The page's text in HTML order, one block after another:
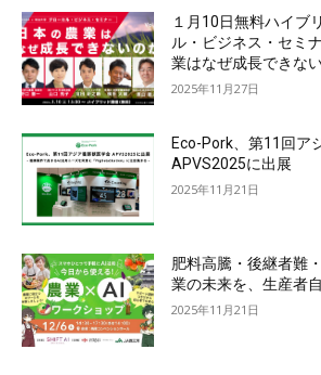
１月10日無料ハイブ
ル・ビジネス・セミ
業はなぜ成長できな
2025年11月27日
Eco-Pork、第11回ア
APVS2025に出展
2025年11月21日
肥料高騰・後継者難
業の未来を、生産者
2025年11月21日